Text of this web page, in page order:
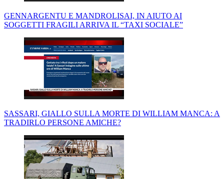
GENNARGENTU E MANDROLISAI, IN AIUTO AI
SOGGETTI FRAGILI ARRIVA IL “TAXI SOCIALE”
SASSARI, GIALLO SULLA MORTE DI WILLIAM MANCA: A
TRADIRLO PERSONE AMICHE?